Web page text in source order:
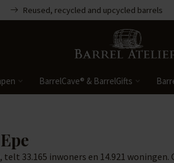
Reused, recycled and upcycled barrels
BarrelCave® & BarrelGifts
telt 33.165 inwoners en 14.921